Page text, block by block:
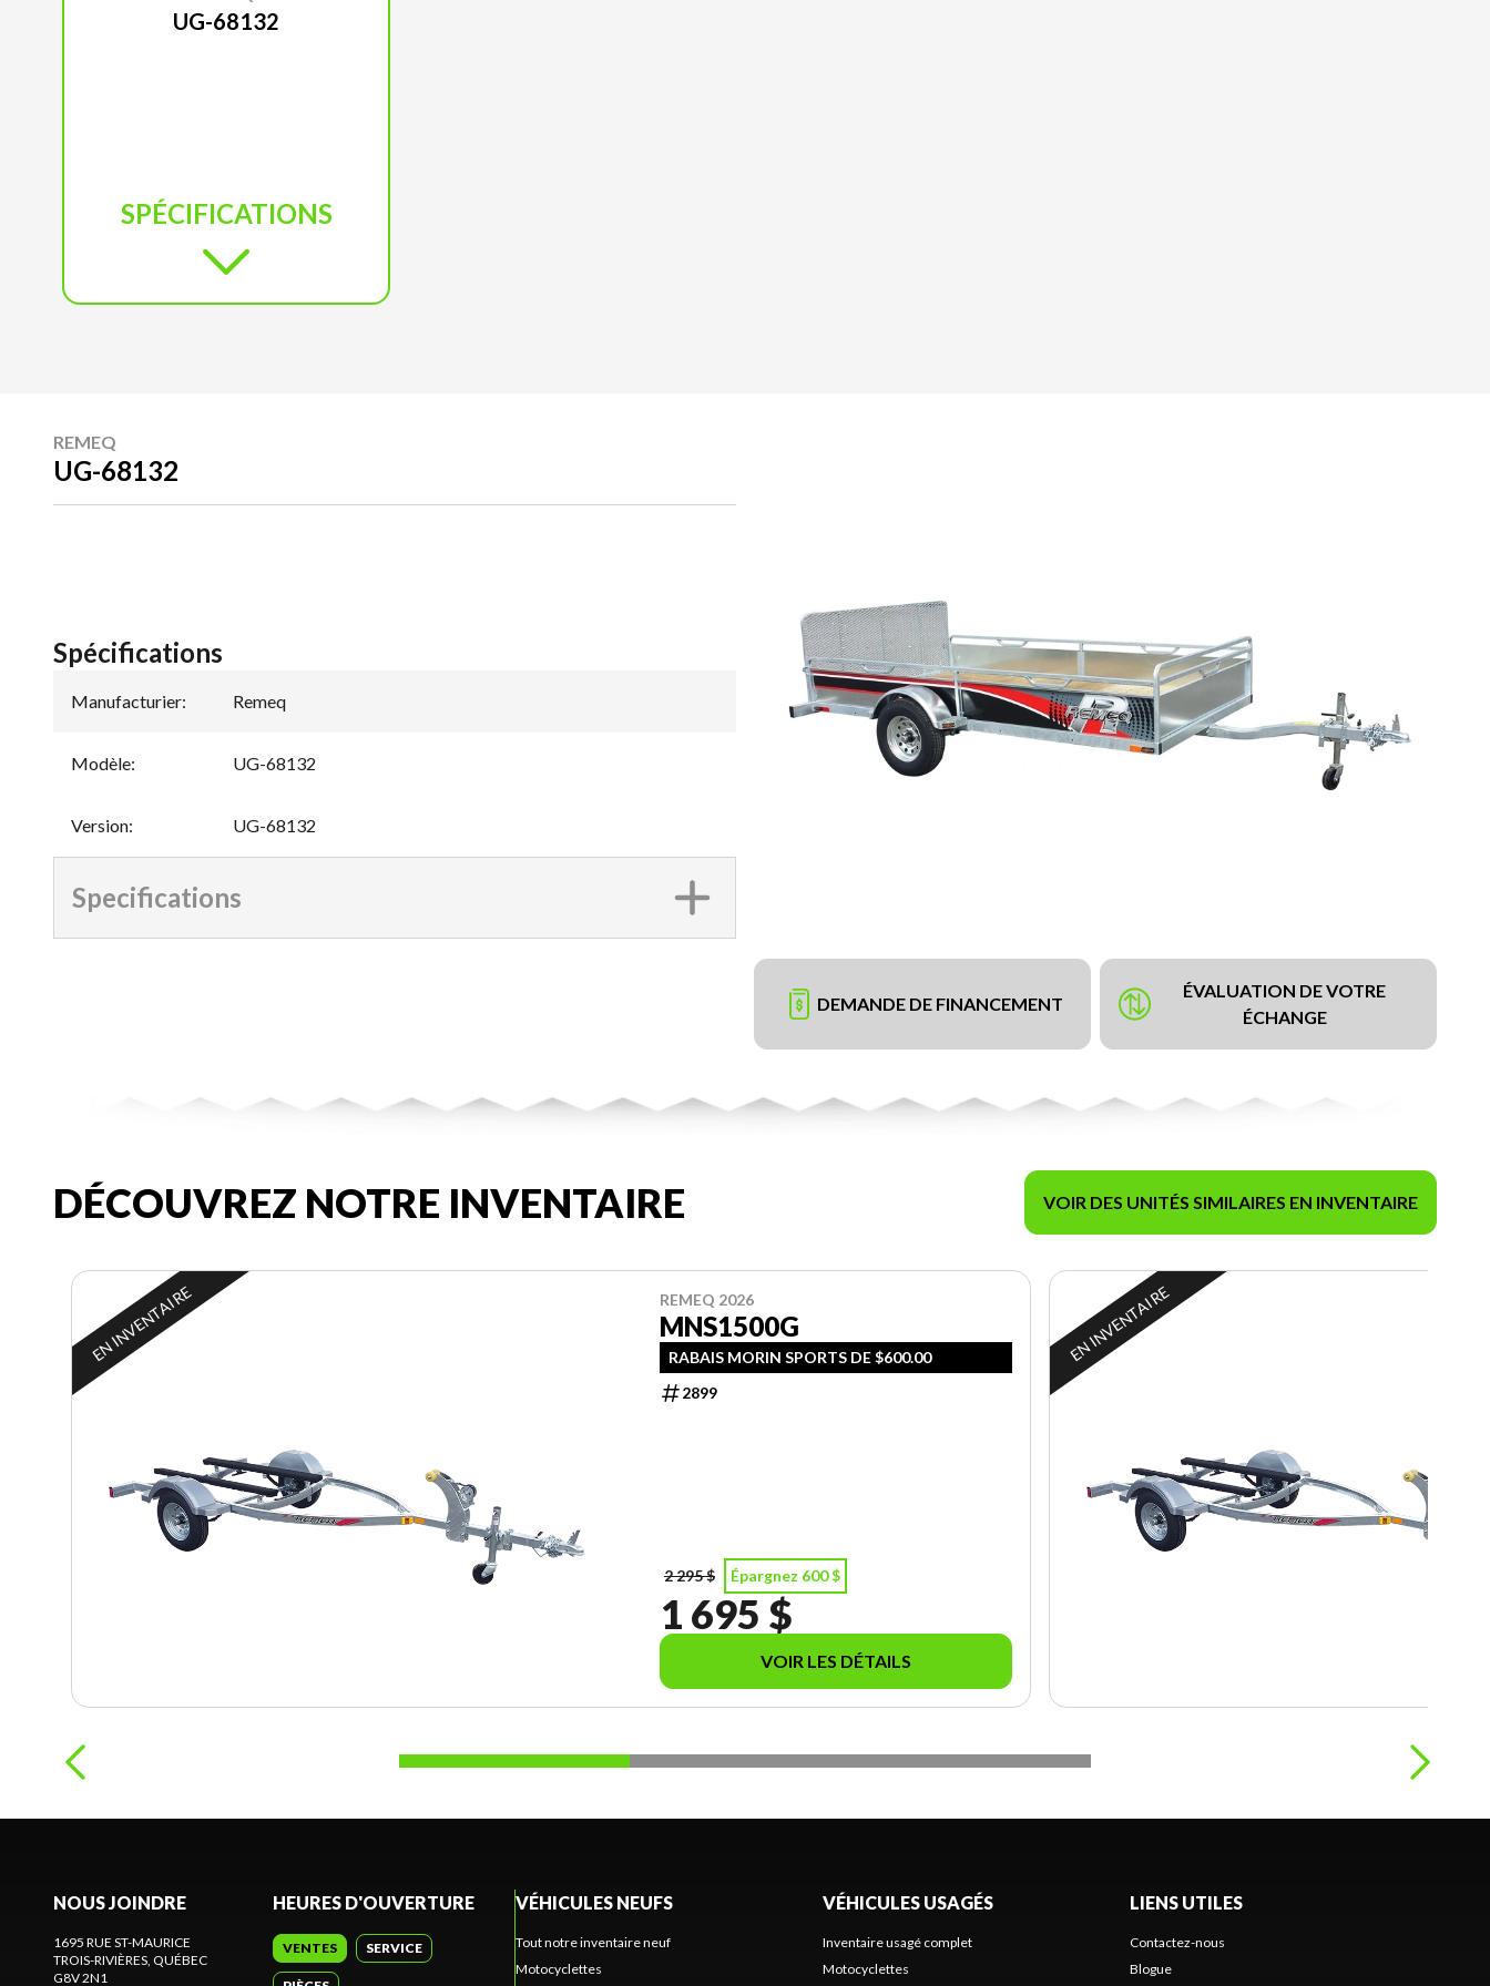
UG-68132
SPÉCIFICATIONS
REMEQ
UG-68132
DEMANDE DE FINANCEMENT
ÉVALUATION DE VOTRE
ÉCHANGE
Spécifications
Manufacturier: Remeq
Modèle: UG-68132
Version: UG-68132
Specifications
DÉCOUVREZ NOTRE INVENTAIRE VOIR DES UNITÉS SIMILAIRES EN INVENTAIRE
EN INVENTAIRE REMEQ 2026
MNS1500G
RABAIS MORIN SPORTS DE $600.00
2899
2 295 $ Épargnez 600 $
1 695 $
VOIR LES DÉTAILS
EN INVENTAIRE
NOUS JOINDRE
1695 RUE ST-MAURICE
TROIS-RIVIÈRES, QUÉBEC
G8V 2N1
HEURES D'OUVERTURE
VENTES SERVICE
VÉHICULES NEUFS
Tout notre inventaire neuf
Motocyclettes
VÉHICULES USAGÉS
Inventaire usagé complet
Motocyclettes
LIENS UTILES
Contactez-nous
Blogue